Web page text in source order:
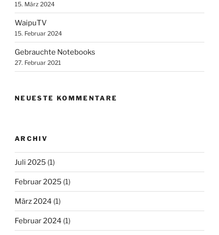
15. März 2024
WaipuTV
15. Februar 2024
Gebrauchte Notebooks
27. Februar 2021
NEUESTE KOMMENTARE
ARCHIV
Juli 2025 (1)
Februar 2025 (1)
März 2024 (1)
Februar 2024 (1)